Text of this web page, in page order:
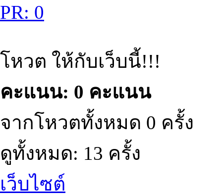
PR: 0
โหวต ให้กับเว็บนี้!!!
คะแนน: 0 คะแนน
จากโหวตทั้งหมด 0 ครั้ง
ดูทั้งหมด: 13 ครั้ง
เว็บไซต์